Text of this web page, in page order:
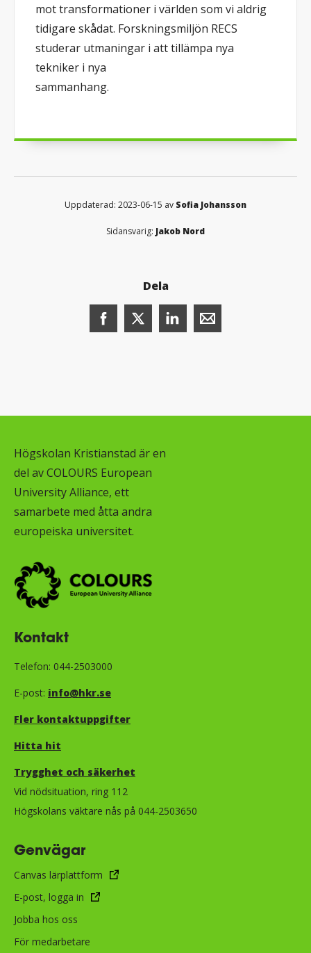
mot transformationer i världen som vi aldrig
tidigare skådat. Forskningsmiljön RECS
studerar utmaningar i att tillämpa nya
tekniker i nya
sammanhang.
Uppdaterad: 2023-06-15 av Sofia Johansson
Sidansvarig: Jakob Nord
Dela
Dela denna sida
Dela denna sida på
Dela denna sida på X (öppnas i
Dela denna sida på Facebook (öppnas
Högskolan Kristianstad är en
del av COLOURS European
University Alliance, ett
samarbete med åtta andra
europeiska universitet.
Kontakt
Telefon: 044-2503000
E-post: info@hkr.se
Fler kontaktuppgifter
Hitta hit
Trygghet och säkerhet​​​​​​​​​​​
Vid nödsituation, ring 112
Högskolans väktare nås på 044-2503650
Genvägar
Canvas lärplattform
E-post, logga in
Jobba hos oss
För medarbetare